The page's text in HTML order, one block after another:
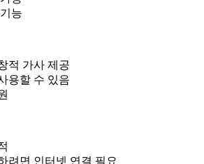
능
적 가사 제공
용할 수 있음
려면 인터넷 연결 필요